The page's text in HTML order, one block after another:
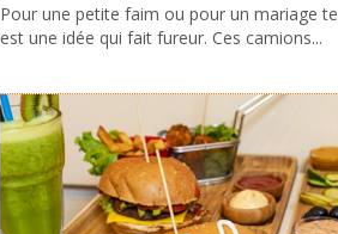
Pour une petite faim ou pour un mariage
est une idée qui fait fureur. Ces camions...